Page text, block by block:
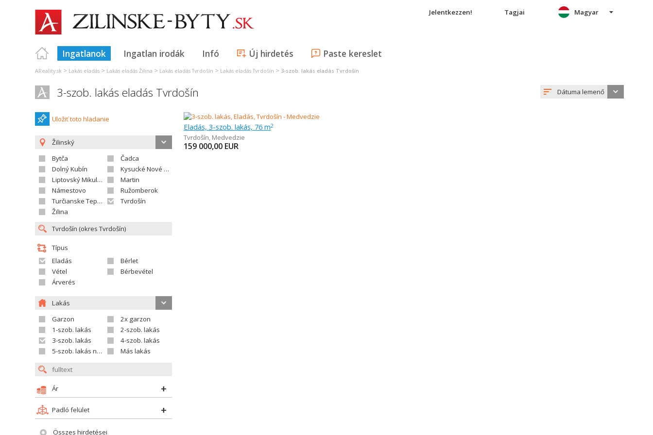
Jelentkezzen! Tagjai
Ingatlanok Ingatlan irodák Infó Új hirdetés Paste kereslet
Magyar
AReality.sk > Lakás eladás > Lakás eladás Žilina > Lakás eladás Tvrdošín > Lakás eladás Tvrdošín > 3-szob. lakás eladás Tvrdošín
3-szob. lakás eladás Tvrdošín Dátuma lemenő
Uložiť toto hladanie
Žilinský
Bytča
Čadca
Dolný Kubín
Kysucké Nové Mesto
Liptovský Mikuláš
Martin
Námestovo
Ružomberok
Turčianske Teplice
Tvrdošín
Žilina
Típus
Eladás
Bérlet
Vétel
Bérbevétel
Árverés
Lakás
Garzon
2x garzon
1-szob. lakás
2-szob. lakás
3-szob. lakás
4-szob. lakás
5-szob. lakás nagyobb
Más lakás
Ár
Padló felület
Összes hirdetései
Eladás, 3-szob. lakás, 76 m2
Tvrdošín, Medvedzie
159 000,00 EUR